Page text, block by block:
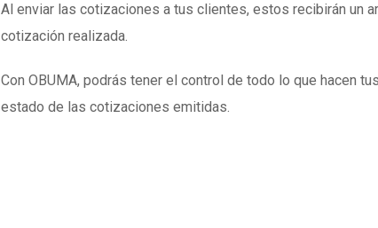
Al enviar las cotizaciones a tus clientes, estos recibirán un
cotización realizada.
Con OBUMA, podrás tener el control de todo lo que hacen
estado de las cotizaciones emitidas.